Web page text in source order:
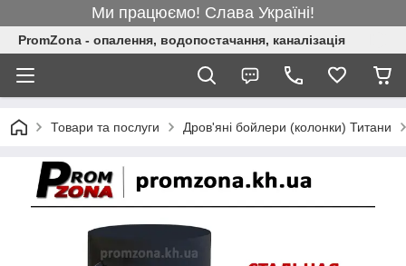
Ми працюємо! Слава Україні!
PromZona - опалення, водопостачання, каналізація
Товари та послуги Дров'яні бойлери (колонки) Титани